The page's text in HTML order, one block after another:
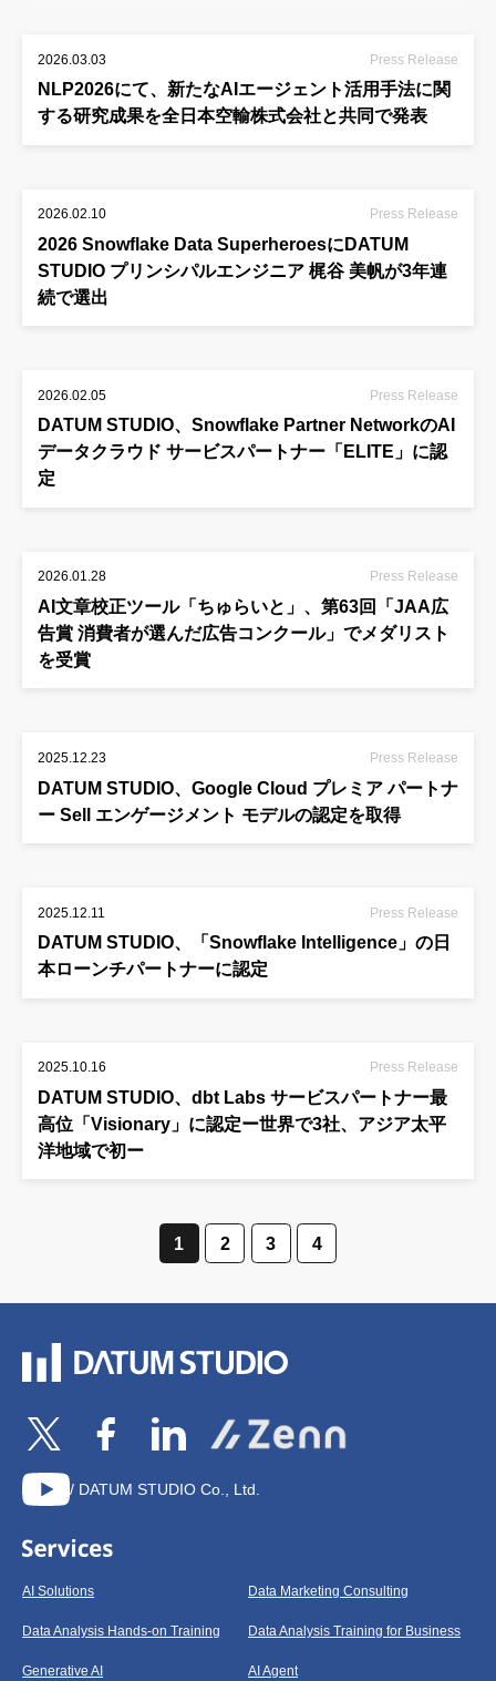
2026.03.03 Press Release
NLP2026にて、新たなAIエージェント活用手法に関
する研究成果を全日本空輸株式会社と共同で発表
2026.02.10 Press Release
2026 Snowflake Data SuperheroesにDATUM
STUDIO プリンシパルエンジニア 梶谷 美帆が3年連
続で選出
2026.02.05 Press Release
DATUM STUDIO、Snowflake Partner NetworkのAI
データクラウド サービスパートナー「ELITE」に認
定
2026.01.28 Press Release
AI文章校正ツール「ちゅらいと」、第63回「JAA広
告賞 消費者が選んだ広告コンクール」でメダリスト
を受賞
2025.12.23 Press Release
DATUM STUDIO、Google Cloud プレミア パートナ
ー Sell エンゲージメント モデルの認定を取得
2025.12.11 Press Release
DATUM STUDIO、「Snowflake Intelligence」の日
本ローンチパートナーに認定
2025.10.16 Press Release
DATUM STUDIO、dbt Labs サービスパートナー最
高位「Visionary」に認定ー世界で3社、アジア太平
洋地域で初ー
1 2 3 4
/ DATUM STUDIO Co., Ltd.
AI Solutions Data Marketing Consulting
Data Analysis Hands-on Training Data Analysis Training for Business
Generative AI AI Agent